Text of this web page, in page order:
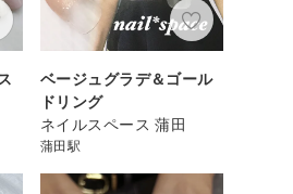
ベージュグラデ＆ゴール
ドリング
ネイルスペース 蒲田
蒲田駅